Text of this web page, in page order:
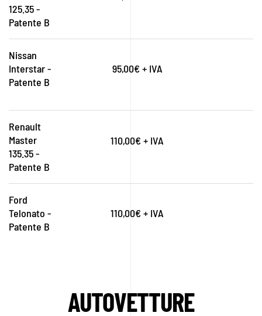
125.35 -
Patente B
Nissan
Interstar -
Patente B
95,00€ + IVA
Renault
Master
135.35 -
Patente B
110,00€ + IVA
Ford
Telonato -
Patente B
110,00€ + IVA
AUTOVETTURE